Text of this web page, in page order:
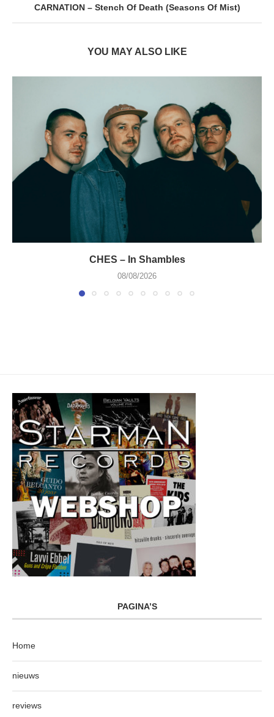
CARNATION – Stench Of Death (Seasons Of Mist)
YOU MAY ALSO LIKE
CHES – In Shambles
08/08/2026
PAGINA’S
Home
nieuws
reviews